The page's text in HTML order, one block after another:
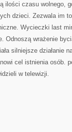
ilości czasu wolnego,
dzieci. Zezwala im
Wycieczki last
Odnoszą wrażenie
silniejsze działanie
cel istnienia osób.
w telewizji.